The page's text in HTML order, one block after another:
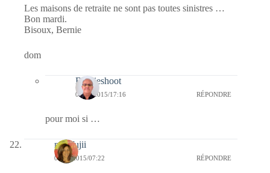
Les maisons de retraite ne sont pas toutes sinistres …
Bon mardi.
Bisoux, Bernie
dom
Bernieshoot
08/01/2015/17:16 RÉPONDRE
pour moi si …
missfujii
06/01/2015/07:22 RÉPONDRE